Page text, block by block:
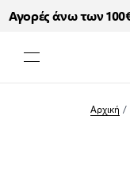
άνω των 100€
Αρχική /